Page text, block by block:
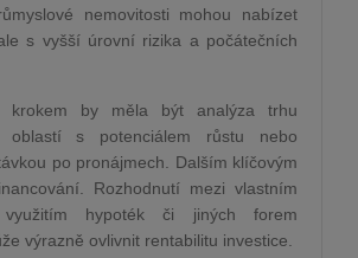
nemovitosti mohou nabízet
s vyšší úrovní rizika a počátečních
krokem by měla být analýza trhu
oblastí s potenciálem růstu nebo
po pronájmech. Dalším klíčovým
Rozhodnutí mezi vlastním
hypoték či jiných forem
výrazně ovlivnit rentabilitu investice.